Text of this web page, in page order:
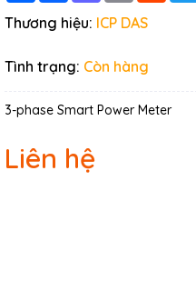
Thương hiệu: ICP DAS
Tình trạng: Còn hàng
3-phase Smart Power Meter
Liên hệ